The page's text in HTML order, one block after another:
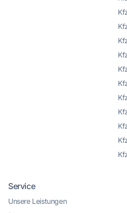
Service
Unsere Leistungen
Kundenbewertungen und Erfahrungen zu
KFZ Gutachter Remscheid & KFZ Sachverständiger